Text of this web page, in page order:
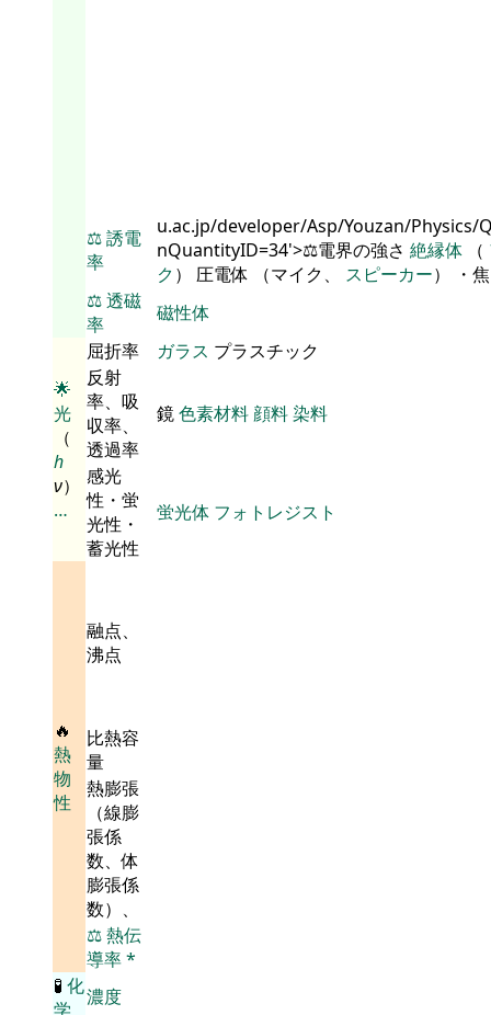
⚖️誘電
率
u.ac.jp/developer/Asp/Youzan/Physics/
nQuantityID=34'>⚖️電界の強さ 絶縁体 （
ク） 圧電体 （マイク、 スピーカー） ・
⚖️透磁
率
磁性体
🌟
光
（
h
ν）
…
屈折率 ガラス プラスチック
反射
率、吸
収率、
透過率
鏡色素材料 顔料染料
感光
性・蛍
光性・
蓄光性
蛍光体 フォトレジスト
🔥
熱
物
性
融点、
沸点
比熱容
量
熱膨張
（線膨
張係
数、体
膨張係
数）、
⚖️熱伝
導率*
🧪 化
学
濃度